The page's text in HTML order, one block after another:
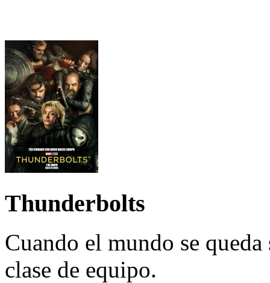
Thunderbolts
Cuando el mundo se
clase de equipo.